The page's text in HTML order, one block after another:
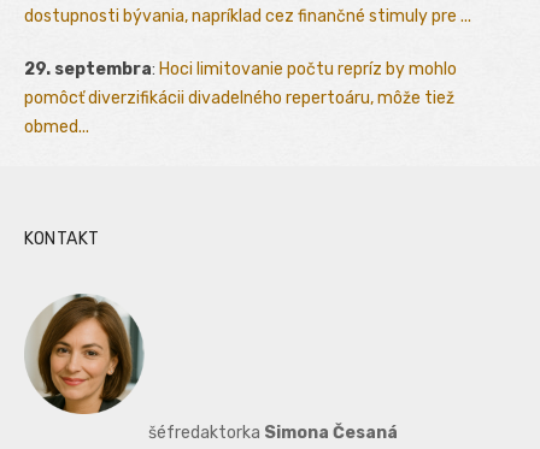
dostupnosti bývania, napríklad cez finančné stimuly pre ...
29. septembra: Hoci limitovanie počtu repríz by mohlo
pomôcť diverzifikácii divadelného repertoáru, môže tiež
obmed...
KONTAKT
šéfredaktorka Simona Česaná